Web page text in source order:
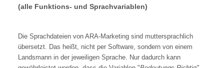
(alle Funktions- und Sprachvariablen)
Die Sprachdateien von ARA-Marketing sind muttersprachlich
übersetzt. Das heißt, nicht per Software, sondern von einem
Landsmann in der jeweiligen Sprache. Nur dadurch kann